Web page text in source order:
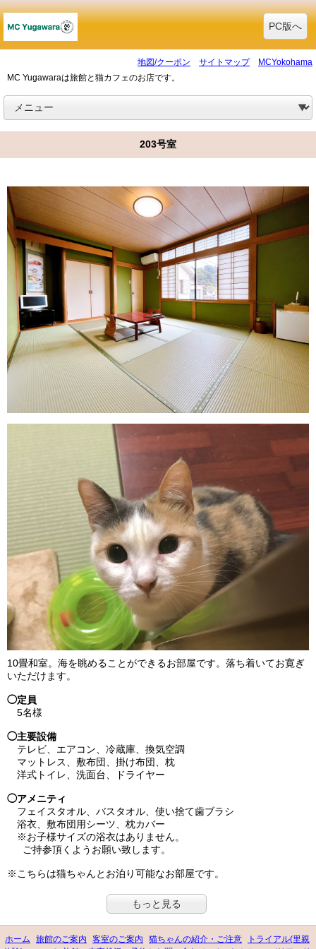
PC版へ
地図/クーポン サイトマップ
MCYokohama
MC Yugawaraは旅館と猫カフェのお店です。
203号室
10畳和室。海を眺めることができるお部屋です。落ち着いてお寛ぎ
いただけます。
◯定員
5名様
◯主要設備
テレビ、エアコン、冷蔵庫、換気空調
マットレス、敷布団、掛け布団、枕
洋式トイレ、洗面台、ドライヤー
◯アメニティ
フェイスタオル、バスタオル、使い捨て歯ブラシ
浴衣、敷布団用シーツ、枕カバー
※お子様サイズの浴衣はありません。
ご持参頂くようお願い致します。
※こちらは猫ちゃんとお泊り可能なお部屋です。
もっと見る
ホーム 旅館のご案内 客室のご案内 猫ちゃんの紹介・ご注意
トライアル(里親